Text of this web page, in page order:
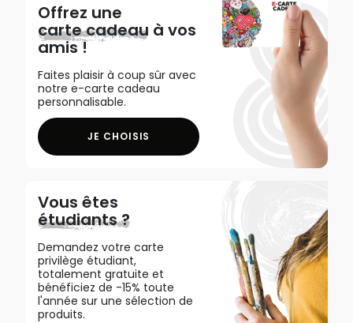
Offrez une
carte cadeau à vos
amis !
Faites plaisir à coup sûr avec
notre e-carte cadeau
personnalisable.
JE CHOISIS
Vous êtes
étudiants ?
Demandez votre carte
privilège étudiant,
totalement gratuite et
bénéficiez de -15% toute
l'année sur une sélection de
produits.